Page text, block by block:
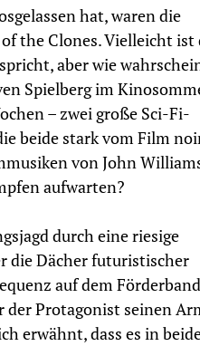
hat, waren die
the Clones. Vielleicht ist
aber wie
Spielberg im
– zwei große Sci-Fi-
beide stark vom Film
von John
aufwarten?
durch eine riesige
die Dächer futuristischer
auf dem Förderband
Protagonist seinen
erwähnt, dass es in